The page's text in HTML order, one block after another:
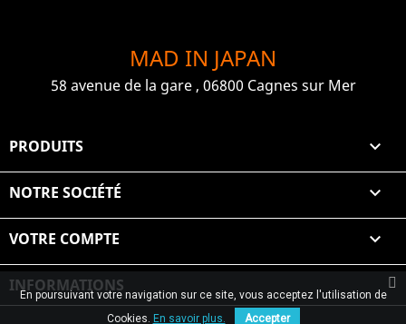
MAD IN JAPAN
58 avenue de la gare , 06800 Cagnes sur Mer
PRODUITS 
NOTRE SOCIÉTÉ 
VOTRE COMPTE 
INFORMATIONS
© 2026 Graiet Mehdi & Geelen
En poursuivant votre navigation sur ce site, vous acceptez l'utilisation de
Cookies. En savoir plus. Accepter